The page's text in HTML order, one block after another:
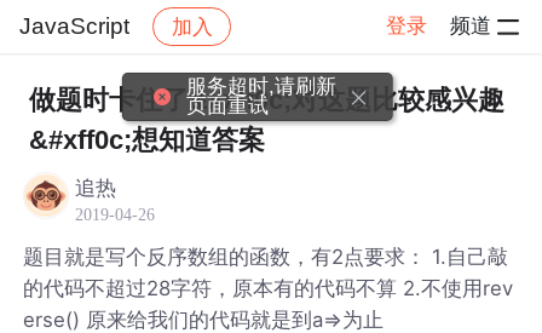
JavaScript 加入 登录 频道
社区 JavaScript 帖子详情
做题时卡住了&#xff0c;对这题比较感兴趣
&#xff0c;想知道答案
追热
2019-04-26
题目就是写个反序数组的函数，有2点要求： 1.自己敲
的代码不超过28字符，原本有的代码不算 2.不使用rev
erse() 原来给我们的代码就是到a=>为止
服务超时,请刷新
页面重试